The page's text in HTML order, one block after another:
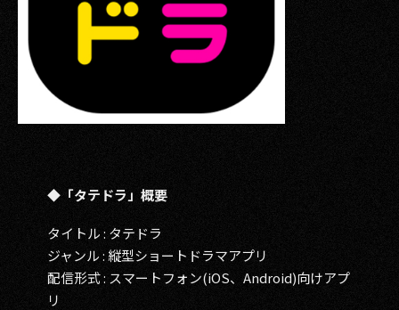
◆「タテドラ」概要
タイトル : タテドラ
ジャンル : 縦型ショートドラマアプリ
配信形式 : スマートフォン(iOS、Android)向けアプ
リ